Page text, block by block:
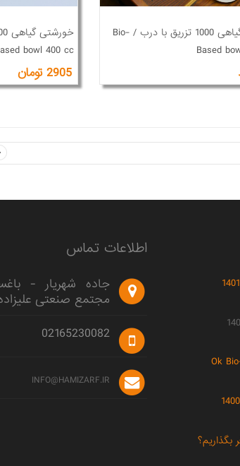
bowl 400 cc
2905 تومان
خورشتی گیاهی 1000 تزریق با درب / Bio-
Based
بگذاریم؟
اطلاعات تماس
جاده شهریار -
مجتمع صنعتی علیزاده
02165230082
INFO@HAMIZARF.IR